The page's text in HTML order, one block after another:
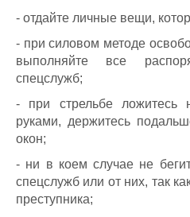
- отдайте личные вещи,
- при силовом методе
выполняйте все
спецслужб;
- при стрельбе ложитесь
руками, держитесь
окон;
- ни в коем случае не
спецслужб или от них, так
преступника;